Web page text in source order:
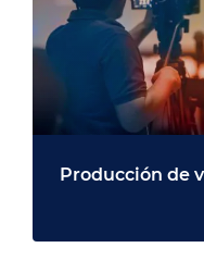
Producción de